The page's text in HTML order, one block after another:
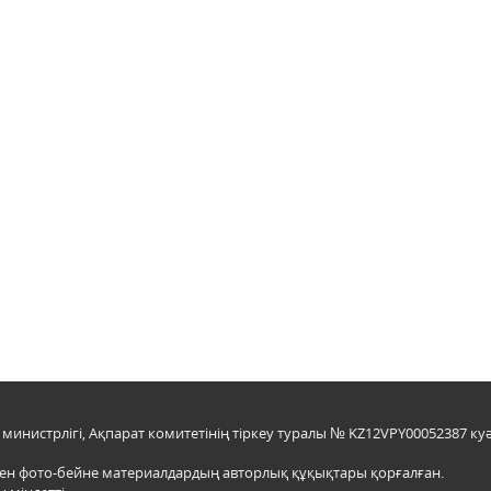
Ақпарат комитетінің тіркеу туралы № KZ12VPY00052387
фото-бейне материалдардың авторлық құқықтары қорғалған.